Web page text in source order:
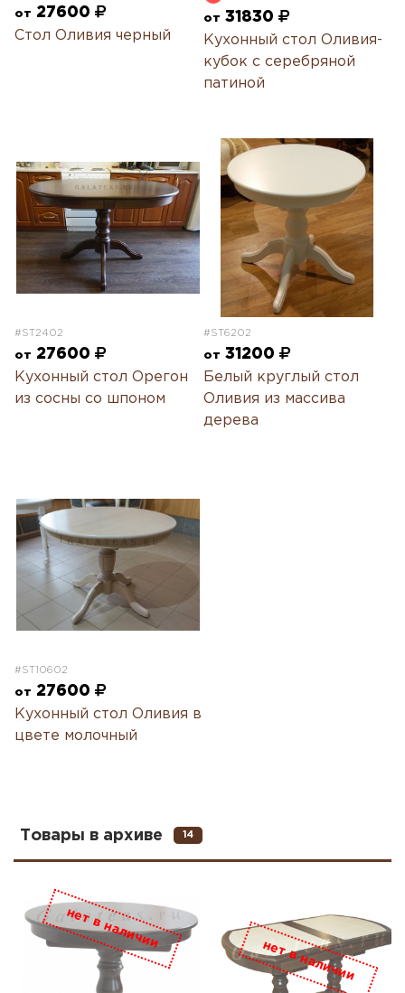
от
27600
Стол Оливия черный
от 31830
Кухонный стол Оливия-
кубок с серебряной
патиной
#ST2402
от
27600
Кухонный стол Орегон
из сосны со шпоном
#ST6202
от 31200
Белый круглый стол
Оливия из массива
дерева
#ST10602
от
27600
Кухонный стол Оливия в
цвете молочный
Товары в архиве 14